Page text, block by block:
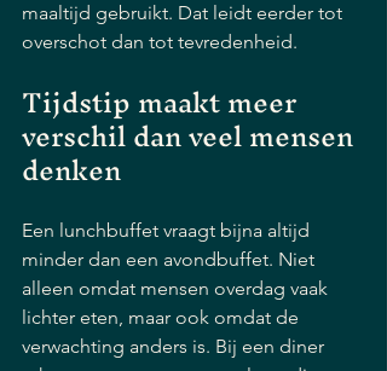
maaltijd gebruikt. Dat leidt eerder tot
overschot dan tot tevredenheid.
Tijdstip maakt meer
verschil dan veel mensen
denken
Een lunchbuffet vraagt bijna altijd
minder dan een avondbuffet. Niet
alleen omdat mensen overdag vaak
lichter eten, maar ook omdat de
verwachting anders is. Bij een diner